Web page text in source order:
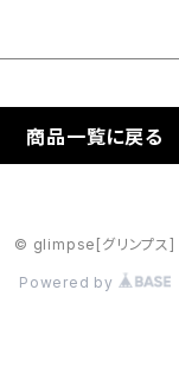
商品一覧に戻る
© glimpse[グリンプス]
Powered by